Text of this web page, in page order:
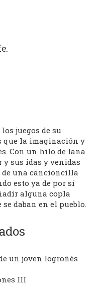
juegos de su
que la imaginación y
Con un hilo de lana
sus idas y venidas
de una cancioncilla
esto ya de por sí
alguna copla
daban en el pueblo.
un joven logroñés
III